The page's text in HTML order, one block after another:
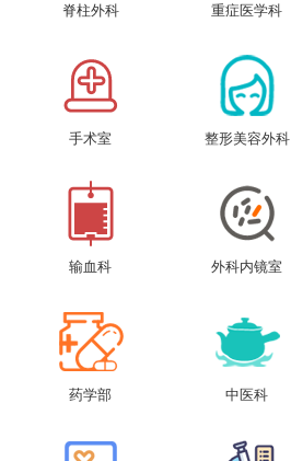
脊柱外科 重症医学科
手术室 整形美容外科
输血科 外科内镜室
药学部 中医科